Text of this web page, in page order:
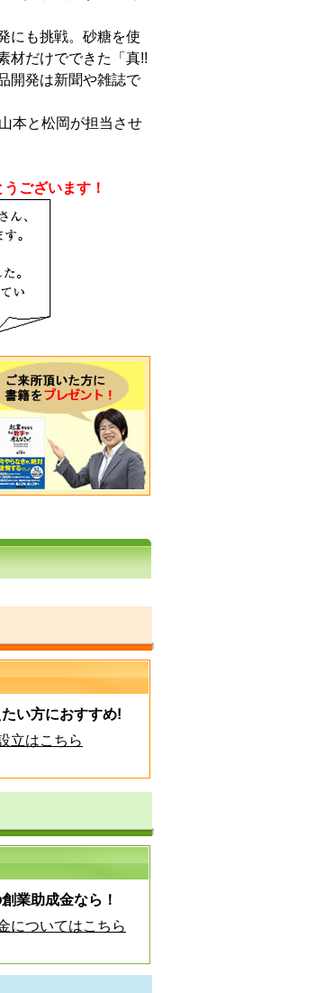
にも挑戦。砂糖を使
材だけでできた「真!!
開発は新聞や雑誌で
本と松岡が担当させ
ございます！
い方におすすめ!
立はこちら
業助成金なら！
についてはこちら